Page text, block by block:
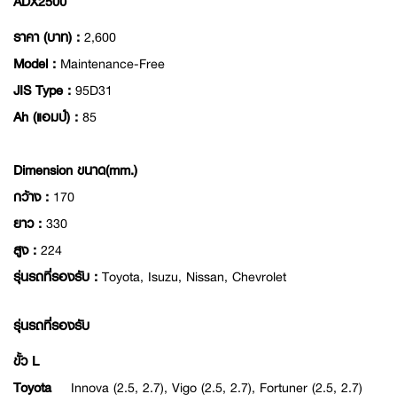
ราคา (บาท) : 2,600
Model : Maintenance-Free
JIS Type : 95D31
Ah (แอมป์) : 85
Dimension ขนาด(mm.)
กว้าง : 170
ยาว : 330
สูง : 224
รุ่นรถที่รองรับ : Toyota, Isuzu, Nissan, Chevrolet
รุ่นรถที่รองรับ
ขั้ว L
Toyota
Innova (2.5, 2.7), Vigo (2.5, 2.7), Fortuner (2.5, 2.7)